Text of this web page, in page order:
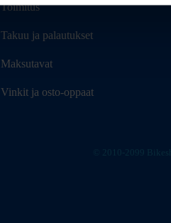
Toimitus
Takuu ja palautukset
Maksutavat
Vinkit ja osto-oppaat
© 2010-2099